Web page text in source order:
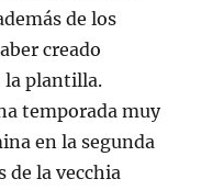
de los
creado
la plantilla.
temporada muy
en la segunda
de la vecchia